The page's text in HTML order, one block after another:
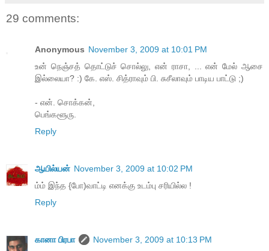
29 comments:
Anonymous November 3, 2009 at 10:01 PM
உன் நெஞ்சத் தொட்டுச் சொல்லு, என் ராசா, ... என் மேல் ஆசை
இல்லையா? :) கே. எஸ். சித்ராவும் பி. சுசீலாவும் பாடிய பாட்டு ;)
- என். சொக்கன்,
பெங்களூரு.
Reply
ஆயில்யன் November 3, 2009 at 10:02 PM
ம்ம் இந்த {போ)வாட்டி எனக்கு உடம்பு சரியில்ல !
Reply
கானா பிரபா
November 3, 2009 at 10:13 PM